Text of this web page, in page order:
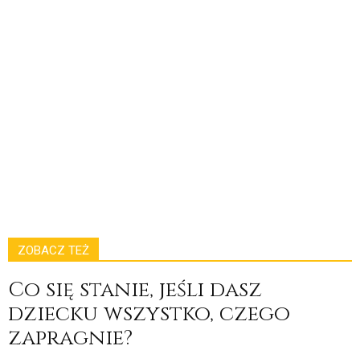
ZOBACZ TEŻ
Co się stanie, jeśli dasz
dziecku wszystko, czego
zapragnie?